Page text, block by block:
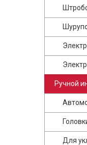
Ручной
Для